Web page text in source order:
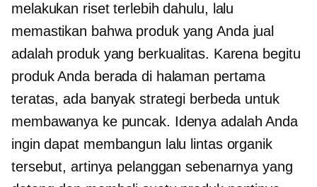
melakukan riset terlebih dahulu, lalu
memastikan bahwa produk yang Anda jual
adalah produk yang berkualitas. Karena begitu
produk Anda berada di halaman pertama
teratas, ada banyak strategi berbeda untuk
membawanya ke puncak. Idenya adalah Anda
ingin dapat membangun lalu lintas organik
tersebut, artinya pelanggan sebenarnya yang